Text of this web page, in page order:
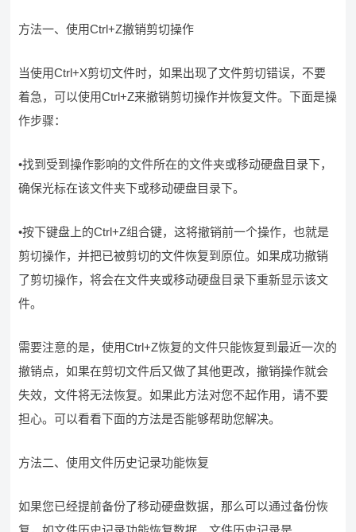
方法一、使用Ctrl+Z撤销剪切操作
当使用Ctrl+X剪切文件时，如果出现了文件剪切错误，不要
着急，可以使用Ctrl+Z来撤销剪切操作并恢复文件。下面是操
作步骤：
•找到受到操作影响的文件所在的文件夹或移动硬盘目录下，
确保光标在该文件夹下或移动硬盘目录下。
•按下键盘上的Ctrl+Z组合键，这将撤销前一个操作，也就是
剪切操作，并把已被剪切的文件恢复到原位。如果成功撤销
了剪切操作，将会在文件夹或移动硬盘目录下重新显示该文
件。
需要注意的是，使用Ctrl+Z恢复的文件只能恢复到最近一次的
撤销点，如果在剪切文件后又做了其他更改，撤销操作就会
失效，文件将无法恢复。如果此方法对您不起作用，请不要
担心。可以看看下面的方法是否能够帮助您解决。
方法二、使用文件历史记录功能恢复
如果您已经提前备份了移动硬盘数据，那么可以通过备份恢